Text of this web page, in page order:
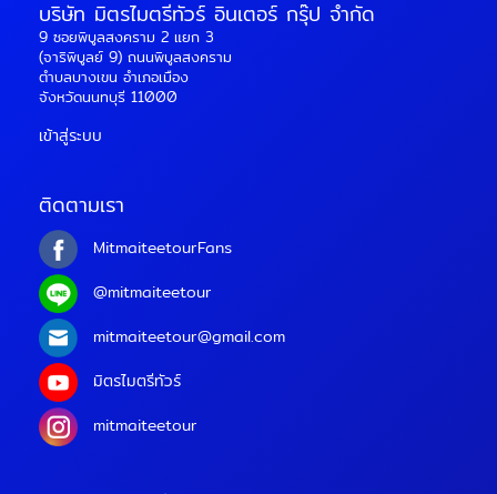
บริษัท มิตรไมตรีทัวร์ อินเตอร์ กรุ๊ป จำกัด
9 ซอยพิบูลสงคราม 2 แยก 3
(จาริพิบูลย์ 9) ถนนพิบูลสงคราม
ตำบลบางเขน อำเภอเมือง
จังหวัดนนทบุรี 11000
เข้าสู่ระบบ
ติดตามเรา
MitmaiteetourFans
@mitmaiteetour
mitmaiteetour@gmail.com
มิตรไมตรีทัวร์
mitmaiteetour